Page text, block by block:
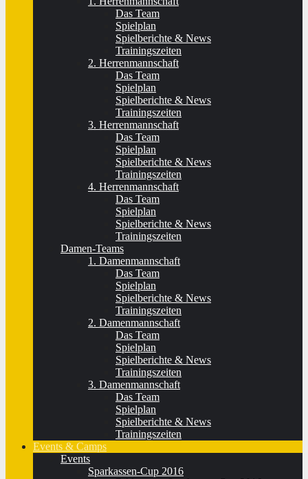
Das Team
Spielplan
Spielberichte & News
Trainingszeiten
2. Herrenmannschaft
Das Team
Spielplan
Spielberichte & News
Trainingszeiten
3. Herrenmannschaft
Das Team
Spielplan
Spielberichte & News
Trainingszeiten
4. Herrenmannschaft
Das Team
Spielplan
Spielberichte & News
Trainingszeiten
Damen-Teams
1. Damenmannschaft
Das Team
Spielplan
Spielberichte & News
Trainingszeiten
2. Damenmannschaft
Das Team
Spielplan
Spielberichte & News
Trainingszeiten
3. Damenmannschaft
Das Team
Spielplan
Spielberichte & News
Trainingszeiten
Events & Camps
Events
Sparkassen-Cup 2016